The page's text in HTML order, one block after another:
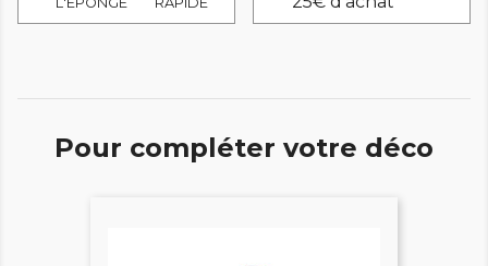
Pour compléter votre déco